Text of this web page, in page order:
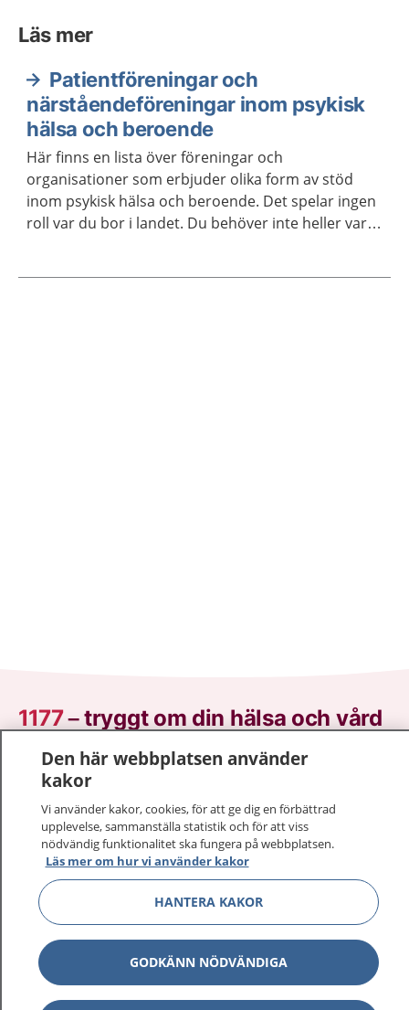
Läs mer
Patientföreningar och
närståendeföreningar inom psykisk
hälsa och beroende
Här finns en lista över föreningar och
organisationer som erbjuder olika form av stöd
inom psykisk hälsa och beroende. Det spelar ingen
roll var du bor i landet. Du behöver inte heller vara
1177–tryggt om din hälsa och vård
På 1177.se får du råd om hälsa och information om
sjukdomar och vilka mottagningar du kan kontakta.
Logga in för att läsa din journal och göra dina
vårdärenden. Ring telefonnummer 1177 för
sjukvårdsrådgivning dygnet runt.
1177 ger dig råd när du vill må bättre.
Visa
Den här webbplatsen använder
kakor
Vi använder kakor, cookies, för att ge dig en förbättrad
upplevelse, sammanställa statistik och för att viss
nödvändig funktionalitet ska fungera på webbplatsen.
Läs mer om hur vi använder kakor
HANTERA KAKOR
GODKÄNN NÖDVÄNDIGA